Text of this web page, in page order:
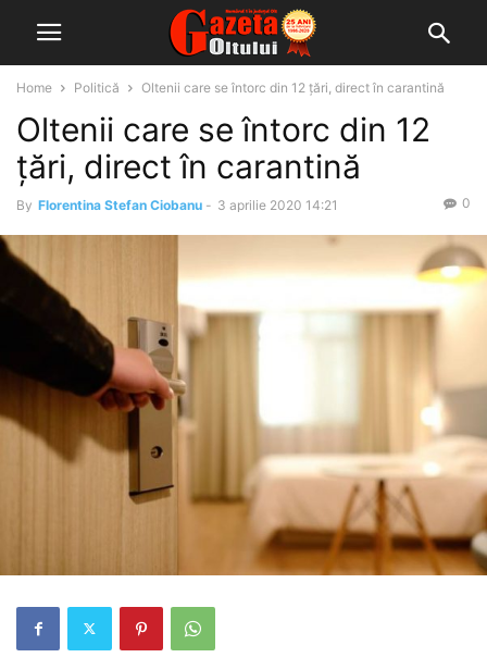
Home Politică Oltenii care se întorc din 12 țări, direct în carantină
Oltenii care se întorc din 12
țări, direct în carantină
By Florentina Stefan Ciobanu - 3 aprilie 2020 14:21 0